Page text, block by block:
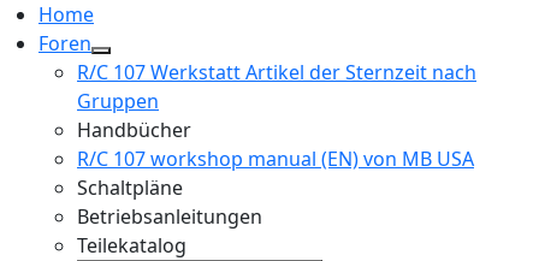
Home
Foren
R/C 107 Werkstatt Artikel der Sternzeit nach
Gruppen
Handbücher
R/C 107 workshop manual (EN) von MB USA
Schaltpläne
Betriebsanleitungen
Teilekatalog